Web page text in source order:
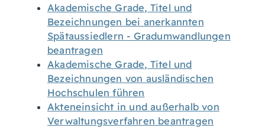
Akademische Grade, Titel und
Bezeichnungen bei anerkannten
Spätaussiedlern - Gradumwandlungen
beantragen
Akademische Grade, Titel und
Bezeichnungen von ausländischen
Hochschulen führen
Akteneinsicht in und außerhalb von
Verwaltungsverfahren beantragen